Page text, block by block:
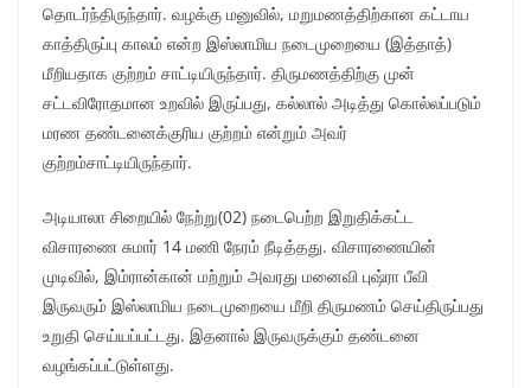
தொடர்ந்திருந்தார். வழக்கு மனுவில், மறுமணத்திற்கான கட்டாய
காத்திருப்பு காலம் என்ற இஸ்லாமிய நடைமுறையை (இத்தாத்)
மீறியதாக குற்றம் சாட்டியிருந்தார். திருமணத்திற்கு முன்
சட்டவிரோதமான உறவில் இருப்பது, கல்லால் அடித்து கொல்லப்படும்
மரண தண்டனைக்குரிய குற்றம் என்றும் அவர்
குற்றம்சாட்டியிருந்தார்.
அடியாலா சிறையில் நேற்று(02) நடைபெற்ற இறுதிக்கட்ட
விசாரணை சுமார் 14 மணி நேரம் நீடித்தது. விசாரணையின்
முடிவில், இம்ரான்கான் மற்றும் அவரது மனைவி புஷ்ரா பீவி
இருவரும் இஸ்லாமிய நடைமுறையை மீறி திருமணம் செய்திருப்பது
உறுதி செய்யப்பட்டது. இதனால் இருவருக்கும் தண்டனை
வழங்கப்பட்டுள்ளது.